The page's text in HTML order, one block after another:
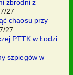
zbrodni z
27
chaosu przy
27
PTTK w Łodzi
szpiegów w